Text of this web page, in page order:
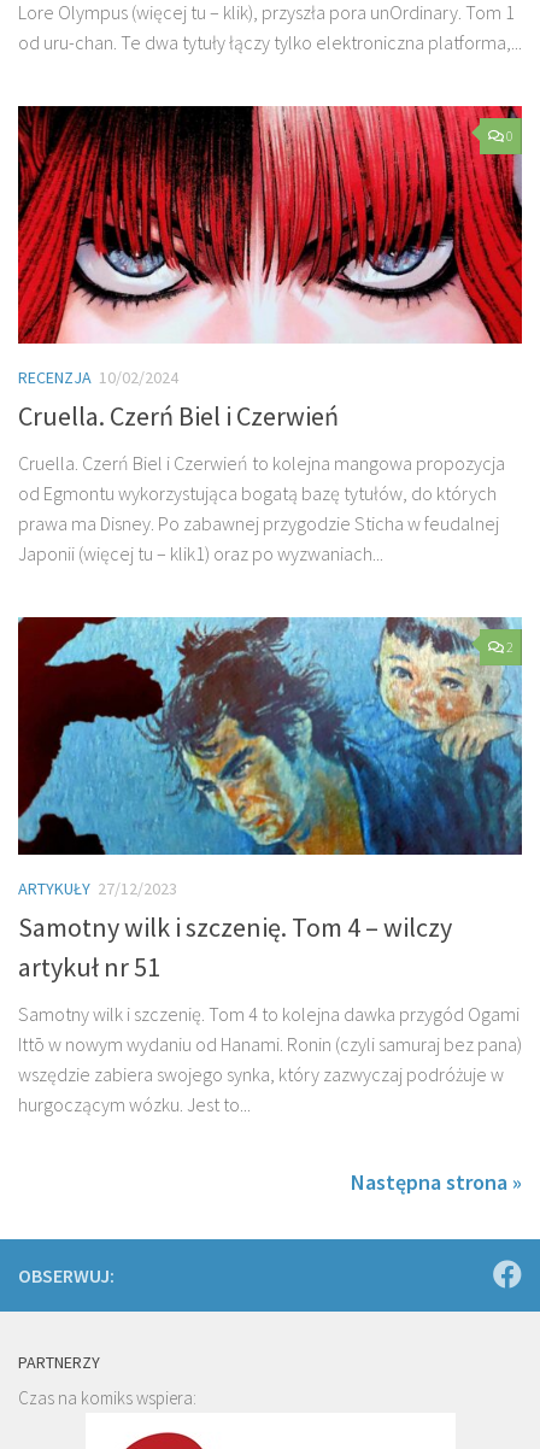
Lore Olympus (więcej tu – klik), przyszła pora unOrdinary. Tom 1
od uru-chan. Te dwa tytuły łączy tylko elektroniczna platforma,...
0
RECENZJA 10/02/2024
Cruella. Czerń Biel i Czerwień
Cruella. Czerń Biel i Czerwień to kolejna mangowa propozycja
od Egmontu wykorzystująca bogatą bazę tytułów, do których
prawa ma Disney. Po zabawnej przygodzie Sticha w feudalnej
Japonii (więcej tu – klik1) oraz po wyzwaniach...
2
ARTYKUŁY 27/12/2023
Samotny wilk i szczenię. Tom 4 – wilczy
artykuł nr 51
Samotny wilk i szczenię. Tom 4 to kolejna dawka przygód Ogami
Ittō w nowym wydaniu od Hanami. Ronin (czyli samuraj bez pana)
wszędzie zabiera swojego synka, który zazwyczaj podróżuje w
hurgoczącym wózku. Jest to...
Następna strona »
OBSERWUJ:
PARTNERZY
Czas na komiks wspiera: